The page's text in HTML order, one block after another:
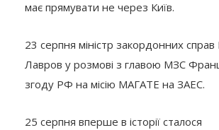
має прямувати не через Київ.
23 серпня міністр закордонних справ
Лавров у розмові з главою МЗС
згоду РФ на місію МАГАТЕ на ЗАЕС.
25 серпня вперше в історії сталося